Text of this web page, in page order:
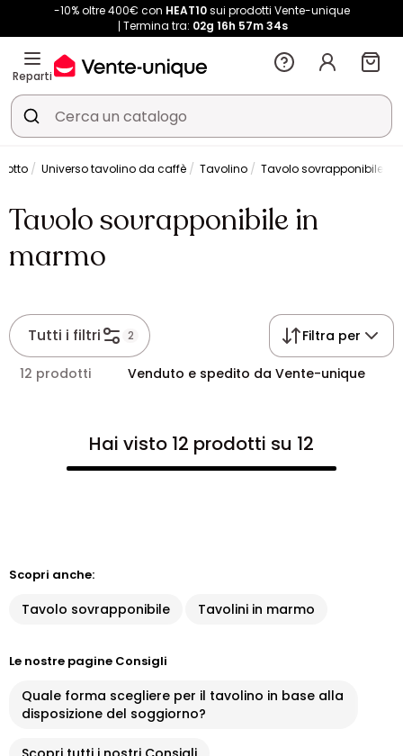
-10% oltre 400€ con HEAT10sui prodotti Vente-unique
Termina tra: 02g 16h 57m34s
Reparti
Universo tavolino da caffè Tavolino Tavolo sovrapponibile in
Tavolo sovrapponibile in
marmo
Tutti i filtri 2 Filtra per
12 prodotti Venduto e spedito da Vente-unique
Hai visto 12 prodotti su 12
Scopri anche:
Tavolo sovrapponibile Tavolini in marmo
Le nostre pagine Consigli
Quale forma scegliere per il tavolino in base alla
disposizione del soggiorno?